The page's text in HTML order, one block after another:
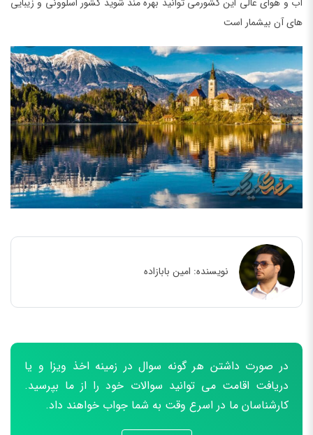
آب و هوای عالی این کشورمی توانید بهره مند شوید کشور اسلوونی و زیبایی
های آن بیشمار است
نویسنده: امین بابازاده
در صورت داشتن هر گونه سوال در زمینه اخذ ویزا و یا
دریافت اقامت می توانید سوالات خود را از ما بپرسید.
کارشناسان ما در اسرع وقت به شما جواب خواهند داد.